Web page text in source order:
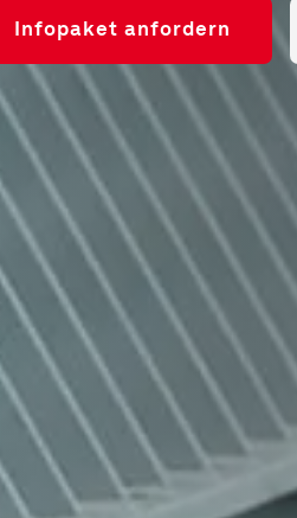
Infopaket anfordern